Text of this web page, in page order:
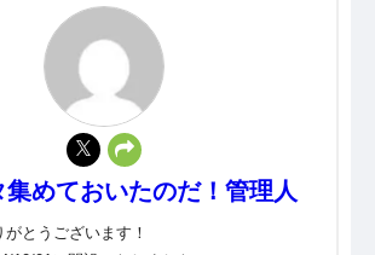
めておいたのだ！管理人
とうございます！